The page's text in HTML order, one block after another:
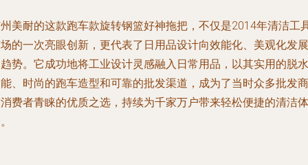
美耐的这款跑车款旋转钢篮好神拖把，不仅是2014年清洁工
的一次亮眼创新，更代表了日用品设计向效能化、美观化发展
势。它成功地将工业设计灵感融入日常用品，以其实用的脱水
、时尚的跑车造型和可靠的批发渠道，成为了当时众多批发商
费者青睐的优质之选，持续为千家万户带来轻松便捷的清洁体